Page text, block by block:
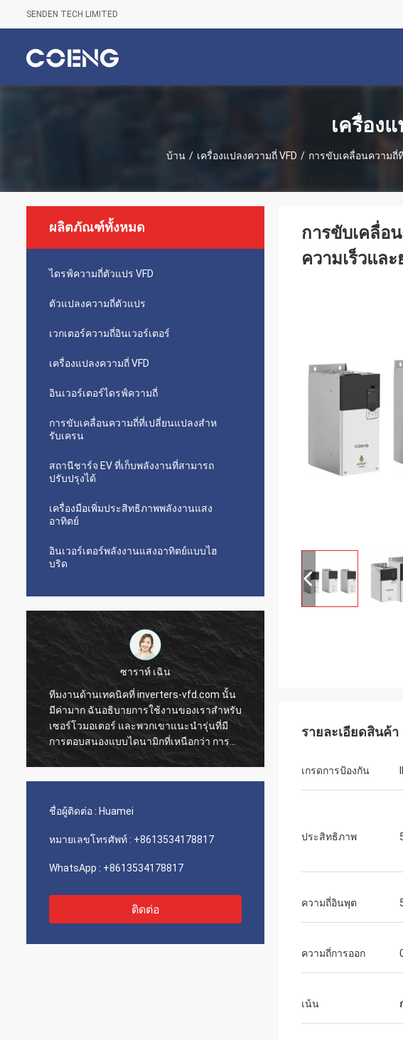
SENDEN TECH LIMITED
เครื่อง
บ้าน / เครื่องแปลงความถี่ VFD / การขับเคลื่อนความถี่
ผลิตภัณฑ์ทั้งหมด
ไดรฟ์ความถี่ตัวแปร VFD
ตัวแปลงความถี่ตัวแปร
เวกเตอร์ความถี่อินเวอร์เตอร์
เครื่องแปลงความถี่ VFD
อินเวอร์เตอร์ไดรฟ์ความถี่
การขับเคลื่อนความถี่ที่เปลี่ยนแปลงสําห
รับเครน
สถานีชาร์จ EV ที่เก็บพลังงานที่สามารถ
ปรับปรุงได้
เครื่องมือเพิ่มประสิทธิภาพพลังงานแสง
อาทิตย์
อินเวอร์เตอร์พลังงานแสงอาทิตย์แบบไฮ
บริด
ซาราห์ เฉิน
ทีมงานด้านเทคนิคที่ inverters-vfd.com นั้น
มีค่ามาก ฉันอธิบายการใช้งานของเราสำหรับ
เซอร์โวมอเตอร์ และพวกเขาแนะนำรุ่นที่มี
การตอบสนองแบบไดนามิกที่เหนือกว่า การ
ติดตั้งเป็นไปอย่างราบรื่น และความแม่นยำได้
ประสิทธิภาพสูง!
ความรวดเร็วอย่างน่าประ
ขนส่งและการทำงานที่แข็
ประกอบเหล่านี้ เป็นประส
ชื่อผู้ติดต่อ : Huamei
หมายเลขโทรศัพท์ : +8613534178817
WhatsApp : +8613534178817
ติดต่อ
การขับเคลื่อ
ความเร็วแล
รายละเอียดสินค้า
เกรดการป้องกัน
ประสิทธิภาพ
ความถี่อินพุต
ความถี่การออก
เน้น